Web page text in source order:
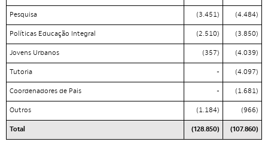
Pesquisa (3.451) (4.484)
Políticas Educação Integral (2.510) (3.850)
Jovens Urbanos (357) (4.039)
Tutoria - (4.097)
Coordenadores de Pais - (1.681)
Outros (1.184) (966)
Total (128.850) (107.860)